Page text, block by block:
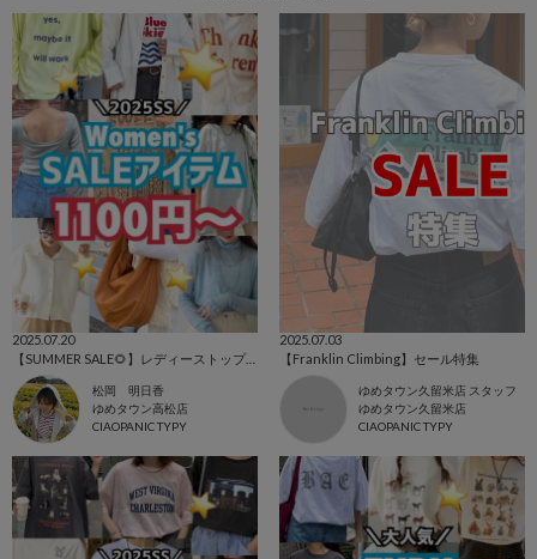
2025.07.20
松岡 明日香
ゆめタウン高松店
CIAOPANIC TYPY
2025.07.03
【Franklin Climbing】セール特集
ゆめタウン久留米店 スタッフ
ゆめタウン久留米店
CIAOPANIC TYPY